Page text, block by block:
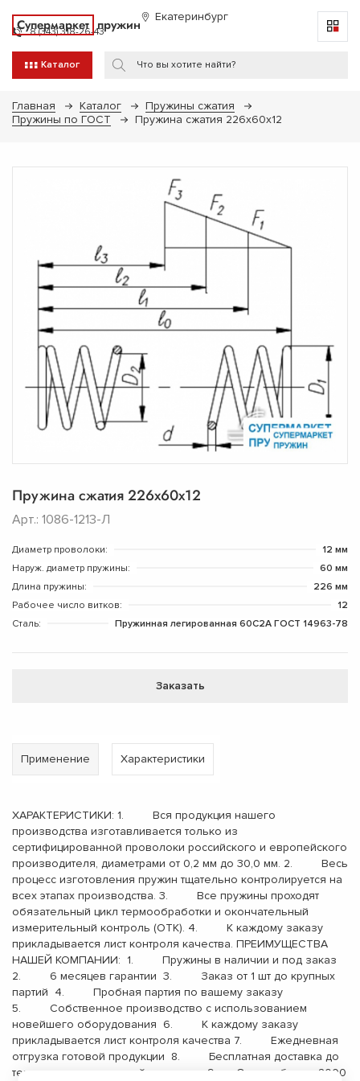
Супермаркет пружин Екатеринбург
8 (343) 318-26-43
Каталог
Главная Каталог
Пружины сжатия
Пружины по ГОСТ
Пружина сжатия 226х60х12
Пружина сжатия 226х60х12
Арт.: 1086-1213-Л
Диаметр проволоки:
12 мм
Наруж. диаметр пружины:
60 мм
Длина пружины:
226 мм
Рабочее число витков:
12
Сталь:
Пружинная легированная 60С2А ГОСТ 14963-78
Заказать
Применение Характеристики
ХАРАКТЕРИСТИКИ: 1. Вся продукция нашего
производства изготавливается только из
сертифицированной проволоки российского и европейского
производителя, диаметрами от 0,2 мм до 30,0 мм. 2. Весь
процесс изготовления пружин тщательно контролируется на
всех этапах производства. 3. Все пружины проходят
обязательный цикл термообработки и окончательный
измерительный контроль (ОТК). 4. К каждому заказу
прикладывается лист контроля качества. ПРЕИМУЩЕСТВА
НАШЕЙ КОМПАНИИ: 1. Пружины в наличии и под заказ
2. 6 месяцев гарантии 3. Заказ от 1 шт до крупных
партий 4. Пробная партия по вашему заказу
5. Собственное производство с использованием
новейшего оборудования 6. К каждому заказу
прикладывается лист контроля качества 7. Ежедневная
отгрузка готовой продукции 8. Бесплатная доставка до
терминала транспортной компании 9. Опыт работы с 2000